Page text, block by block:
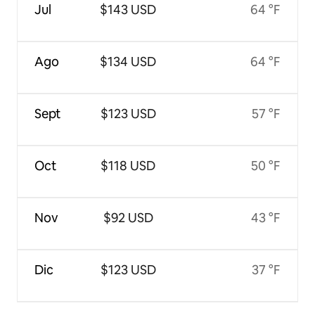
Jul
Ago
Sept
Oct
Nov
Dic
$143 USD
$134 USD
$123 USD
$118 USD
$92 USD
$123 USD
64 °F
64 °F
57 °F
50 °F
43 °F
37 °F